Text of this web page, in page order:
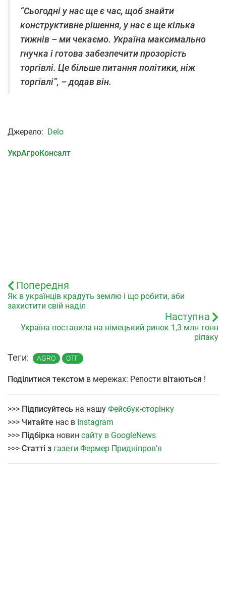
“Сьогодні у нас ще є час, щоб знайти
конструктивне рішення, у нас є ще кілька
тижнів – ми чекаємо. Україна максимально
гнучка і готова забезпечити прозорість
торгівлі. Це більше питання політики, ніж
торгівлі”, – додав він.
Джерело: Delo
УкрАгроКонсалт
Попередня
Як в українців крадуть землю і що робити, аби
захистити свій наділ
Наступна
Україна поставила на німецький ринок 1,3 млн тонн
ріпаку
Теги: AGRO ОТГ
Поділитися текстом в мережах: Репости вітаються !
>>> Підписуйтесь на нашу Фейсбук-сторінку
>>> Читайте нас в Instagram
>>> Підбірка новин сайту в GoogleNews
>>> Статті з газети Фермер Придніпров'я